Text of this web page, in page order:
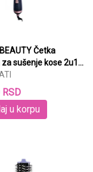
Četka
sušenje kose 2u1
u korpu